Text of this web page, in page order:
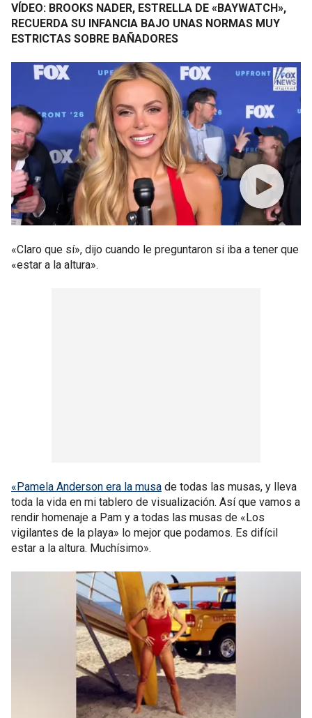
VÍDEO: BROOKS NADER, ESTRELLA DE «BAYWATCH»,
RECUERDA SU INFANCIA BAJO UNAS NORMAS MUY
ESTRICTAS SOBRE BAÑADORES
«Claro que sí», dijo cuando le preguntaron si iba a tener que
«estar a la altura».
«Pamela Anderson era la musa de todas las musas, y lleva
toda la vida en mi tablero de visualización. Así que vamos a
rendir homenaje a Pam y a todas las musas de «Los
vigilantes de la playa» lo mejor que podamos. Es difícil
estar a la altura. Muchísimo».